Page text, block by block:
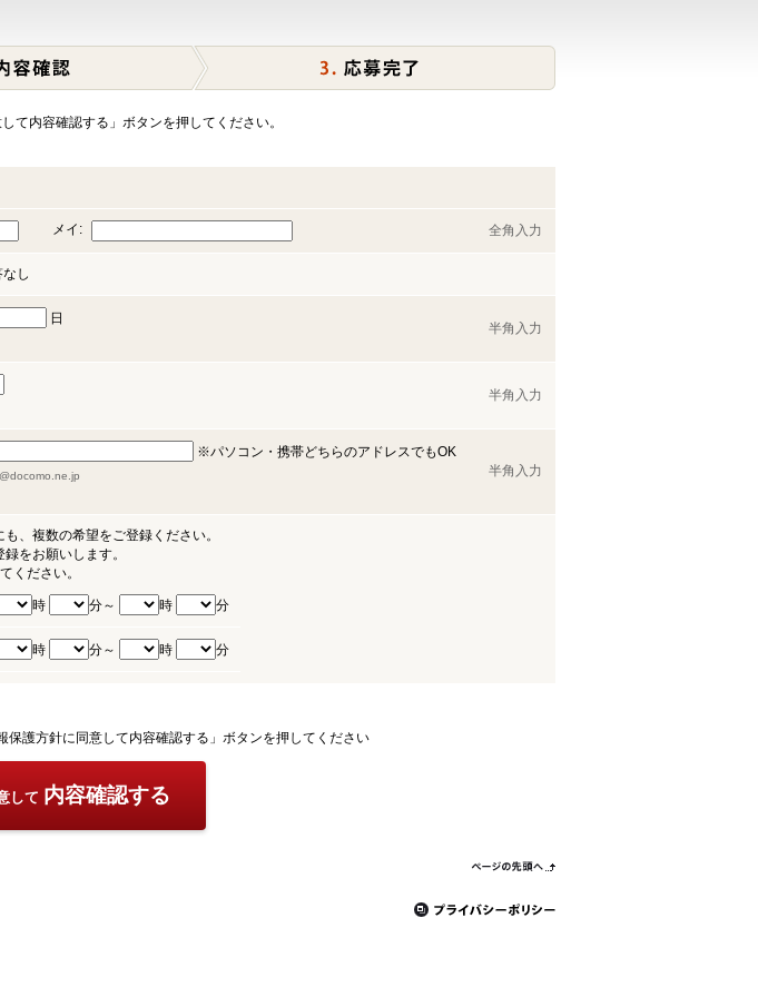
て内容確認する」ボタンを押してください。
メイ: 全角入力
なし
日
半角入力
半角入力
※パソコン・携帯どちらのアドレスでもOK
半角入力
、複数の希望をご登録ください。
をお願いします。
ください。
時 分～ 時 分
時 分～ 時 分
保護方針に同意して内容確認する」ボタンを押してください
して 内容確認する